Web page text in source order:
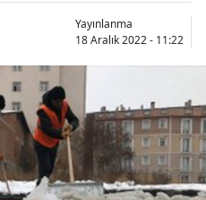
Balıkesir
Bilecik
Bingöl
Bitlis
Bolu
Burdur
Yayınlanma
18 Aralık 2022 - 11:22